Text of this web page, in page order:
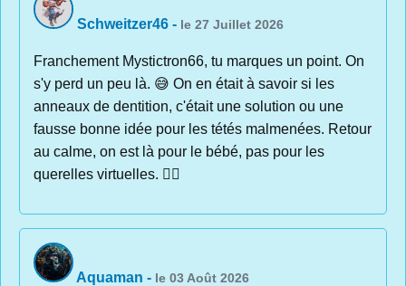
Schweitzer46 - le 27 Juillet 2026
Franchement Mystictron66, tu marques un point. On
s'y perd un peu là. 😅 On en était à savoir si les
anneaux de dentition, c'était une solution ou une
fausse bonne idée pour les tétés malmenées. Retour
au calme, on est là pour le bébé, pas pour les
querelles virtuelles. 👶‍♂️
Aquaman - le 03 Août 2026